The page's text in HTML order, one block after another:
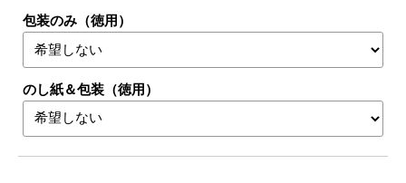
包装のみ（徳用）
のし紙＆包装（徳用）